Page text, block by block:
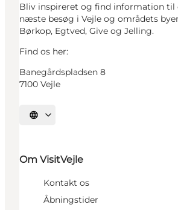
Bliv inspireret og find information til
næste besøg i Vejle og områdets byer
Børkop, Egtved, Give og Jelling.
Find os her:
Banegårdspladsen 8
7100 Vejle
Vælg sprog
Om VisitVejle
Kontakt os
Åbningstider